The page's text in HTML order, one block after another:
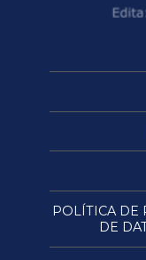
POLÍTICA DE
DE